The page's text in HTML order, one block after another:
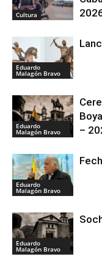
Cultura
Eduardo
Malagón Bravo
Eduardo
Malagón Bravo
–
Eduardo
Malagón Bravo
Eduardo
Malagón Bravo